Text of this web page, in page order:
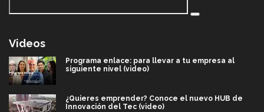
Videos
Programa enlace: para llevar a tu empresa al
siguiente nivel (video)
¿Quieres emprender? Conoce el nuevo HUB de
Innovación del Tec (video)